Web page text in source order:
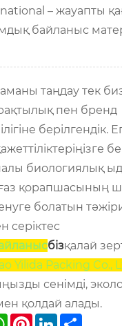
– жауапты
байланыс
таңдау тек
пен бренд
берілгендік.
биологиялық
қорапшасының
болатын
серіктес
бізқалай
Yilida Packing Co.,
сенімді,
қолдай алады.
WhatsApp
Pinterest
LinkedIn